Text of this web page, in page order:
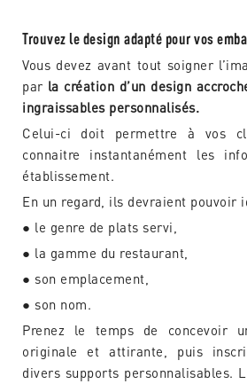
Trouvez le design adapté pour vos
Vous devez avant tout soigner
par la création d’un design
ingraissables personnalisés.
Celui-ci doit permettre à vos
connaitre instantanément les
établissement.
En un regard, ils devraient pouvoir
● le genre de plats servi,
● la gamme du restaurant,
● son emplacement,
● son nom.
Prenez le temps de concevoir
originale et attirante, puis
divers supports personnalisables.